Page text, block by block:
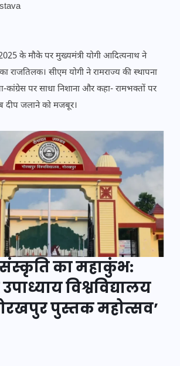
के मौके पर मुख्यमंत्री योगी आदित्यनाथ ने
राजतिलक। सीएम योगी ने रामराज्य की स्थापना
कांग्रेस पर साधा निशाना और कहा- रामभक्तों पर
दीप जलाने को मजबूर।
संस्कृति का महाकुंभ:
विश्वविद्यालय
पुस्तक महोत्सव’